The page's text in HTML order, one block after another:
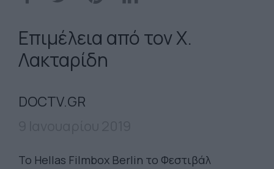
Επιμέλεια από τον Χ.
Λακταρίδη
DOCTV.GR
To Hellas Filmbox Berlin το Φεστιβάλ